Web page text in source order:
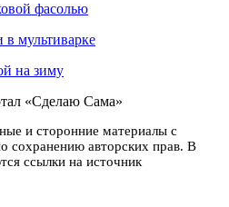
фасолью
мультиварке
на зиму
«Сделаю Сама»
и сторонние материалы с
сохранению авторских прав. В
ссылки на источник